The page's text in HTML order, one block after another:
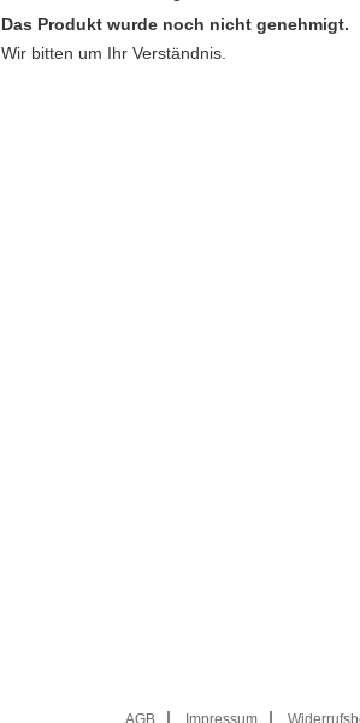
Das Produkt wurde noch nicht genehmigt.
Wir bitten um Ihr Verständnis.
AGB Impressum